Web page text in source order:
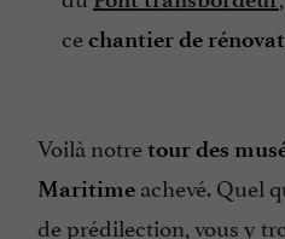
cechantier de
Voilà notretour des
Maritime achevé. Quel
de prédilection, vous y